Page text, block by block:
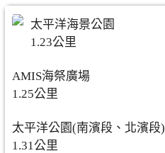
太平洋海景公園
1.23公里
AMIS海祭廣場
1.25公里
太平洋公園(南濱段、北濱段)
1.31公里